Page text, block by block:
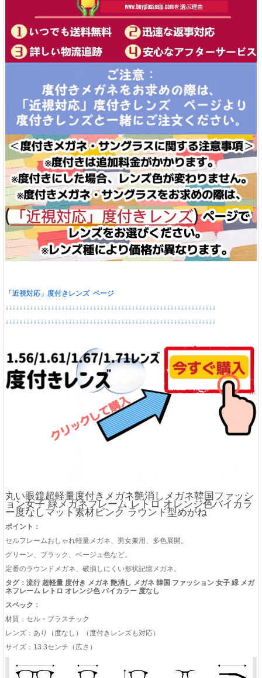
「近視対応」度付きレンズ ページ
↓↓↓↓↓↓↓↓↓↓↓↓↓↓↓↓↓↓↓↓↓↓↓↓↓↓↓↓↓↓↓↓↓↓↓↓↓↓↓↓↓↓↓↓↓↓↓↓↓↓↓↓↓↓↓↓↓↓↓↓
↓↓↓↓↓↓↓↓↓↓↓↓↓↓↓↓↓↓↓↓↓↓↓↓↓↓↓↓↓↓↓↓↓↓↓↓↓↓↓↓↓↓↓↓↓↓↓↓↓↓↓↓↓↓↓↓↓↓↓↓
丸い眼鏡超軽量度付きメガネ艶消しメガネ韓国ファッシ
ョン女子 緑メガネフレーム レトロ オレンジ色バイカラ
ー度なしマット素材ピンク ラウンド型めがね
ポイント：
セルフレームおしゃれ軽量メガネ、男女兼用、多色展開。
グリーン、ブラック、ベージュ色など。
定番のラウンドメガネ、破損しにくい形状記憶メガネ。
タグ：流行 超軽量 度付き メガネ 艶消し メガネ 韓国 ファッション 女子 緑 メガ
ネフレーム レトロ オレンジ色 バイカラー 度なし
スペック：
材質：セル・プラスチック
レンズ：あり（度なし）（度付きレンズも対応）
サイズ：13.3センチ（広さ）